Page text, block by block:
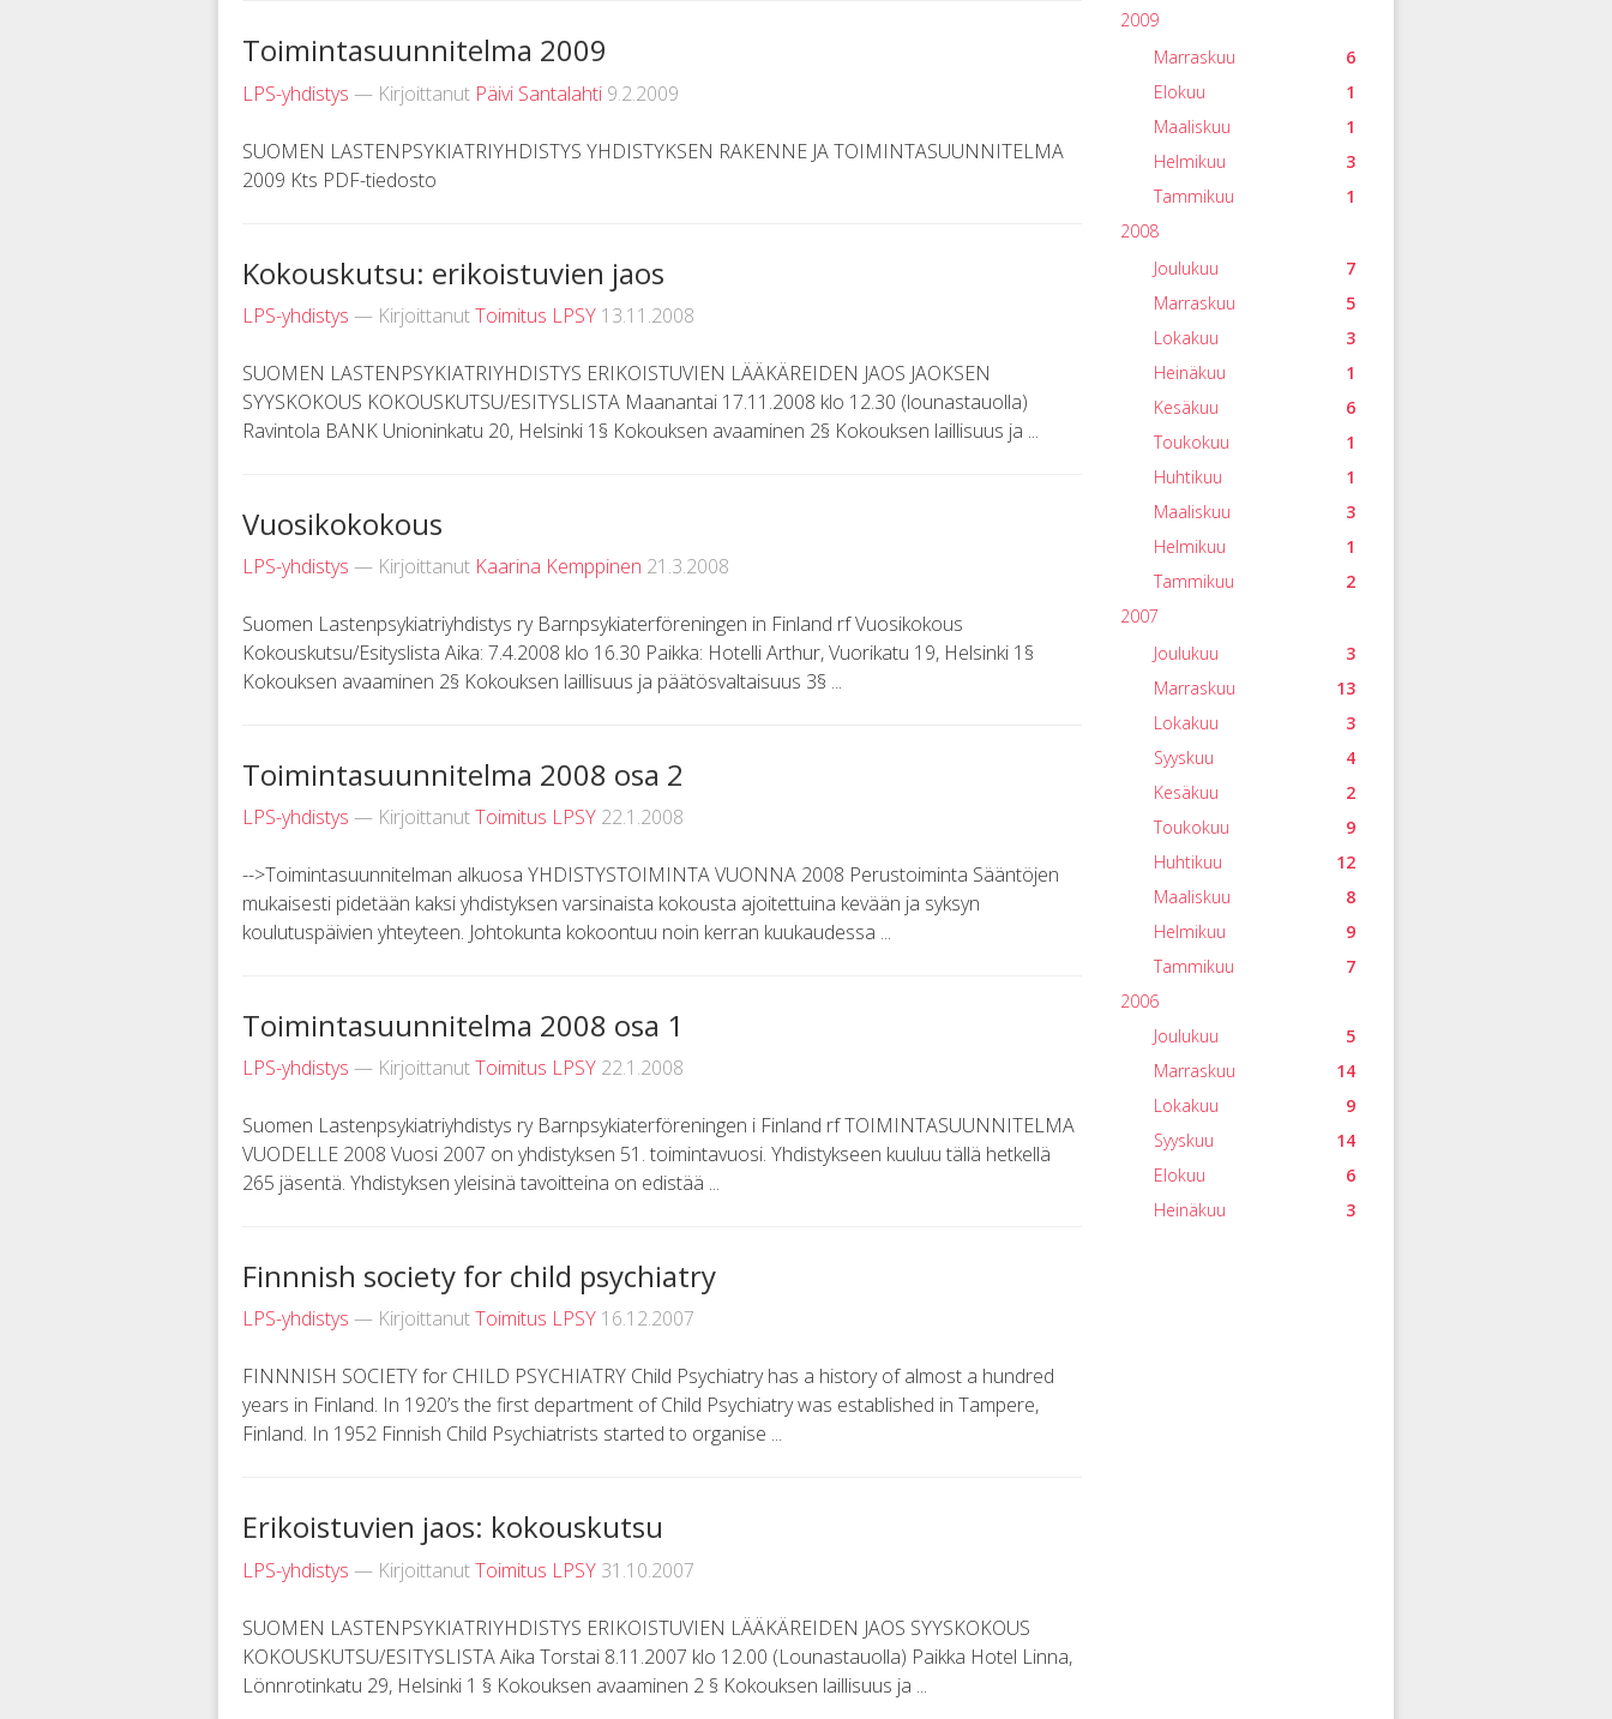
Toimintasuunnitelma 2009
LPS-yhdistys — Kirjoittanut Päivi Santalahti 9.2.2009
SUOMEN LASTENPSYKIATRIYHDISTYS YHDISTYKSEN RAKENNE JA TOIMINTASUUNNITELMA
2009 Kts PDF-tiedosto
Kokouskutsu: erikoistuvien jaos
LPS-yhdistys — KirjoittanutToimitus LPSY 13.11.2008
SUOMEN LASTENPSYKIATRIYHDISTYS ERIKOISTUVIEN LÄÄKÄREIDEN JAOS JAOKSEN
SYYSKOKOUS KOKOUSKUTSU/ESITYSLISTA Maanantai 17.11.2008 klo 12.30 (lounastauolla)
Ravintola BANK Unioninkatu 20, Helsinki 1§ Kokouksen avaaminen 2§ Kokouksen laillisuus ja ...
Vuosikokokous
LPS-yhdistys — Kirjoittanut Kaarina Kemppinen 21.3.2008
Suomen Lastenpsykiatriyhdistys ry Barnpsykiaterföreningen in Finland rf Vuosikokous
Kokouskutsu/Esityslista Aika: 7.4.2008 klo 16.30 Paikka: Hotelli Arthur, Vuorikatu 19, Helsinki 1§
Kokouksen avaaminen 2§ Kokouksen laillisuus ja päätösvaltaisuus 3§ ...
Toimintasuunnitelma 2008 osa 2
LPS-yhdistys — KirjoittanutToimitus LPSY 22.1.2008
-->Toimintasuunnitelman alkuosa YHDISTYSTOIMINTA VUONNA 2008 Perustoiminta Sääntöjen
mukaisesti pidetään kaksi yhdistyksen varsinaista kokousta ajoitettuina kevään ja syksyn
koulutuspäivien yhteyteen. Johtokunta kokoontuu noin kerran kuukaudessa ...
Toimintasuunnitelma 2008 osa 1
LPS-yhdistys — KirjoittanutToimitus LPSY 22.1.2008
Suomen Lastenpsykiatriyhdistys ry Barnpsykiaterföreningen i Finland rf TOIMINTASUUNNITELMA
VUODELLE 2008 Vuosi 2007 on yhdistyksen 51. toimintavuosi. Yhdistykseen kuuluu tällä hetkellä
265 jäsentä. Yhdistyksen yleisinä tavoitteina on edistää ...
Finnnish society for child psychiatry
LPS-yhdistys — KirjoittanutToimitus LPSY 16.12.2007
FINNNISH SOCIETY for CHILD PSYCHIATRY Child Psychiatry has a history of almost a hundred
years in Finland. In 1920’s the first department of Child Psychiatry was established in Tampere,
Finland. In 1952 Finnish Child Psychiatrists started to organise ...
Erikoistuvien jaos: kokouskutsu
LPS-yhdistys — KirjoittanutToimitus LPSY 31.10.2007
SUOMEN LASTENPSYKIATRIYHDISTYS ERIKOISTUVIEN LÄÄKÄREIDEN JAOS SYYSKOKOUS
KOKOUSKUTSU/ESITYSLISTA Aika Torstai 8.11.2007 klo 12.00 (Lounastauolla) Paikka Hotel Linna,
Lönnrotinkatu 29, Helsinki 1 § Kokouksen avaaminen 2 § Kokouksen laillisuus ja ...
2009
6
Marraskuu
1
Elokuu
1
Maaliskuu
3
Helmikuu
1
Tammikuu
2008
7
Joulukuu
5
Marraskuu
3
Lokakuu
1
Heinäkuu
6
Kesäkuu
1
Toukokuu
1
Huhtikuu
3
Maaliskuu
1
Helmikuu
2
Tammikuu
2007
3
Joulukuu
13
Marraskuu
3
Lokakuu
4
Syyskuu
2
Kesäkuu
9
Toukokuu
12
Huhtikuu
8
Maaliskuu
9
Helmikuu
7
Tammikuu
2006
5
Joulukuu
14
Marraskuu
9
Lokakuu
14
Syyskuu
6
Elokuu
3
Heinäkuu